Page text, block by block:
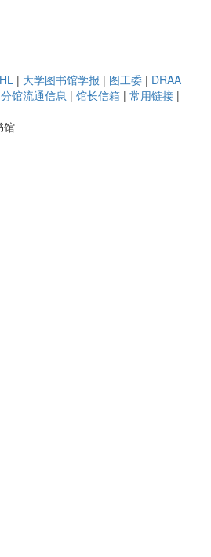
| 大学图书馆学报 | 图工委 | DRAA
分馆流通信息 | 馆长信箱 | 常用链接 |
馆